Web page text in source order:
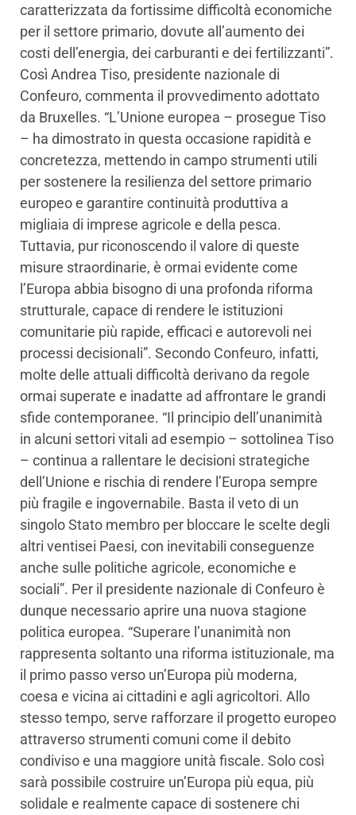
caratterizzata da fortissime difficoltà economiche
per il settore primario, dovute all’aumento dei
costi dell’energia, dei carburanti e dei fertilizzanti”.
Così Andrea Tiso, presidente nazionale di
Confeuro, commenta il provvedimento adottato
da Bruxelles. “L’Unione europea – prosegue Tiso
– ha dimostrato in questa occasione rapidità e
concretezza, mettendo in campo strumenti utili
per sostenere la resilienza del settore primario
europeo e garantire continuità produttiva a
migliaia di imprese agricole e della pesca.
Tuttavia, pur riconoscendo il valore di queste
misure straordinarie, è ormai evidente come
l’Europa abbia bisogno di una profonda riforma
strutturale, capace di rendere le istituzioni
comunitarie più rapide, efficaci e autorevoli nei
processi decisionali”. Secondo Confeuro, infatti,
molte delle attuali difficoltà derivano da regole
ormai superate e inadatte ad affrontare le grandi
sfide contemporanee. “Il principio dell’unanimità
in alcuni settori vitali ad esempio – sottolinea Tiso
– continua a rallentare le decisioni strategiche
dell’Unione e rischia di rendere l’Europa sempre
più fragile e ingovernabile. Basta il veto di un
singolo Stato membro per bloccare le scelte degli
altri ventisei Paesi, con inevitabili conseguenze
anche sulle politiche agricole, economiche e
sociali”. Per il presidente nazionale di Confeuro è
dunque necessario aprire una nuova stagione
politica europea. “Superare l’unanimità non
rappresenta soltanto una riforma istituzionale, ma
il primo passo verso un’Europa più moderna,
coesa e vicina ai cittadini e agli agricoltori. Allo
stesso tempo, serve rafforzare il progetto europeo
attraverso strumenti comuni come il debito
condiviso e una maggiore unità fiscale. Solo così
sarà possibile costruire un’Europa più equa, più
solidale e realmente capace di sostenere chi